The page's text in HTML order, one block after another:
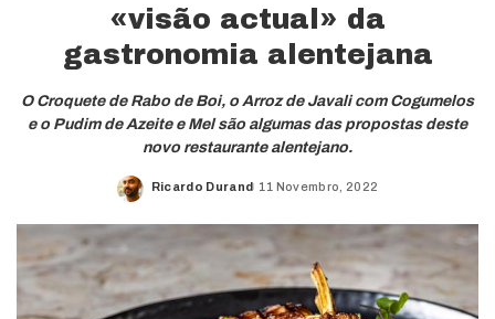
«visão actual» da
gastronomia alentejana
O Croquete de Rabo de Boi, o Arroz de Javali com Cogumelos
e o Pudim de Azeite e Mel são algumas das propostas deste
novo restaurante alentejano.
Posted
Ricardo Durand 11 Novembro, 2022